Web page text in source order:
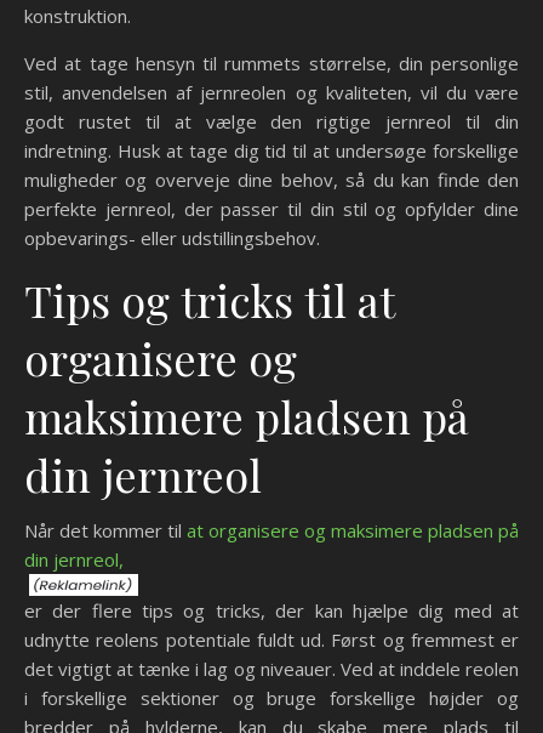
konstruktion.
Ved at tage hensyn til rummets størrelse, din personlige
stil, anvendelsen af jernreolen og kvaliteten, vil du være
godt rustet til at vælge den rigtige jernreol til din
indretning. Husk at tage dig tid til at undersøge forskellige
muligheder og overveje dine behov, så du kan finde den
perfekte jernreol, der passer til din stil og opfylder dine
opbevarings- eller udstillingsbehov.
Tips og tricks til at
organisere og
maksimere pladsen på
din jernreol
Når det kommer til at organisere og maksimere pladsen på
din jernreol,
er der flere tips og tricks, der kan hjælpe dig med at
udnytte reolens potentiale fuldt ud. Først og fremmest er
det vigtigt at tænke i lag og niveauer. Ved at inddele reolen
i forskellige sektioner og bruge forskellige højder og
bredder på hylderne, kan du skabe mere plads til